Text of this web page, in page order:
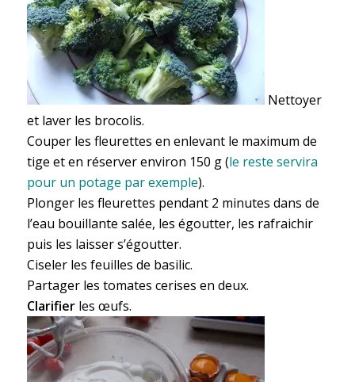
Nettoyer
et laver les brocolis.
Couper les fleurettes en enlevant le maximum de
tige et en réserver environ 150 g (le reste servira
pour un potage par exemple).
Plonger les fleurettes pendant 2 minutes dans de
l’eau bouillante salée, les égoutter, les rafraichir
puis les laisser s’égoutter.
Ciseler les feuilles de basilic.
Partager les tomates cerises en deux.
Clarifierles œufs.